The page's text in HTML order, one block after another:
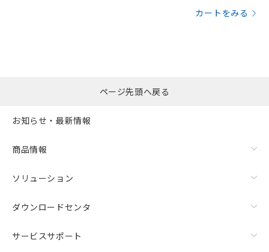
カートをみる
ページ先頭へ戻る
お知らせ・最新情報
商品情報
ソリューション
ダウンロードセンタ
サービスサポート